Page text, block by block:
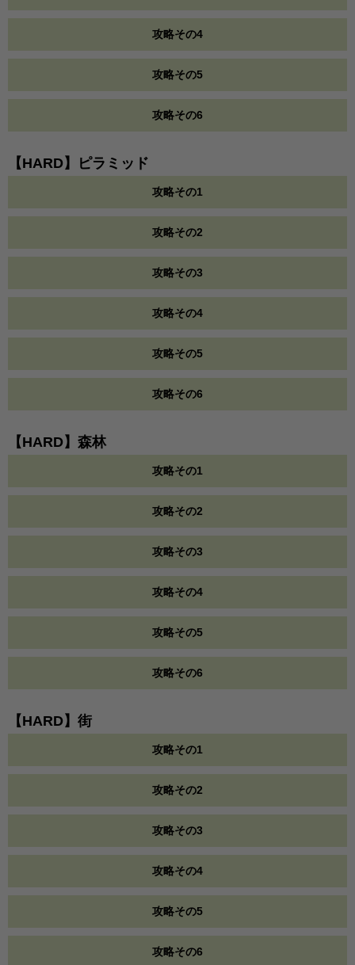
攻略その4
攻略その5
攻略その6
【HARD】ピラミッド
攻略その1
攻略その2
攻略その3
攻略その4
攻略その5
攻略その6
【HARD】森林
攻略その1
攻略その2
攻略その3
攻略その4
攻略その5
攻略その6
【HARD】街
攻略その1
攻略その2
攻略その3
攻略その4
攻略その5
攻略その6